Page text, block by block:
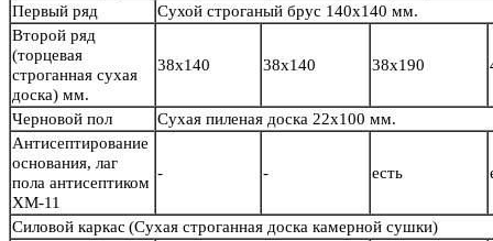
Первый ряд
Сухой строганый брус 140х140 мм.
Второй ряд
(торцевая
строганная сухая
доска) мм.
38х140 38х140 38х190
Черновой пол
Сухая пиленая доска 22х100 мм.
Антисептирование
основания, лаг
пола антисептиком
ХМ-11
- - есть
Силовой каркас(Сухая строганная доска камерной сушки)